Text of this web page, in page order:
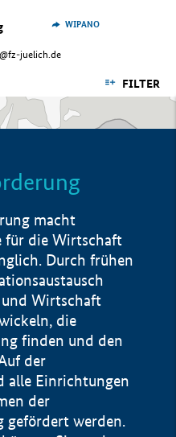
juelich.de
WIPANO
FILTER
macht
für die Wirtschaft
Durch frühen
Wirtschaft
die
finden und den
der
alle Einrichtungen
der
gefördert werden.